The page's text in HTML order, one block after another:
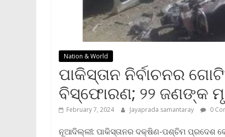
Nation & World
ପାକିସ୍ତାନ ନିର୍ବାଚନର
ବିସ୍ଫୋରଣ; ୨୨ ଜଣଙ୍କ
February 7, 2024 Jayaprada samantaray 0
ନୂଆଦିଲ୍ଲୀ: ପାକିସ୍ତାନର ଦକ୍ଷିଣ-ପଶ୍ଚିମ ପ୍ରଦେଶ